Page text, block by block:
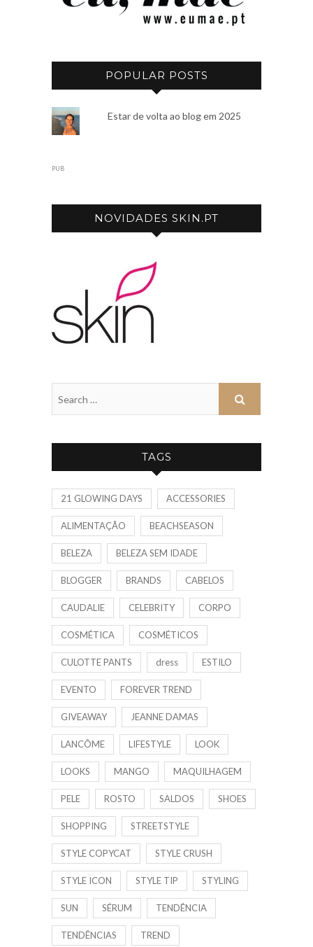
POPULAR POSTS
Estar de volta ao blog em 2025
PUB
NOVIDADES SKIN.PT
TAGS
21 GLOWING DAYS ACCESSORIES
ALIMENTAÇÃO BEACHSEASON
BELEZA BELEZA SEM IDADE
BLOGGER BRANDS CABELOS
CAUDALIE CELEBRITY CORPO
COSMÉTICA COSMÉTICOS
CULOTTE PANTS dress ESTILO
EVENTO FOREVER TREND
GIVEAWAY JEANNE DAMAS
LANCÔME LIFESTYLE LOOK
LOOKS MANGO MAQUILHAGEM
PELE ROSTO SALDOS SHOES
SHOPPING STREETSTYLE
STYLE COPYCAT STYLE CRUSH
STYLE ICON STYLE TIP STYLING
SUN SÉRUM TENDÊNCIA
TENDÊNCIAS TREND